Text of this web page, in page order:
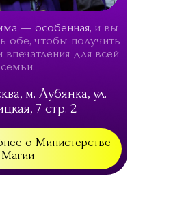
— особенная, и вы
обе, чтобы получить
для всей
семьи.
о Министерстве
Магии
м. Лубянка, ул.
7 стр. 2